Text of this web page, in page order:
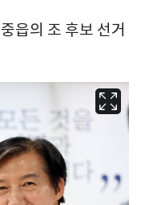
읍의 조 후보 선거